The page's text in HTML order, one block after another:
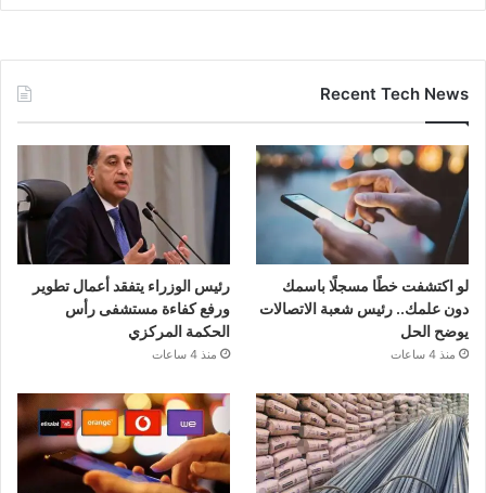
Recent Tech News
لو اكتشفت خطًا مسجلًا باسمك
دون علمك.. رئيس شعبة الاتصالات
يوضح الحل
منذ 4 ساعات
رئيس الوزراء يتفقد أعمال تطوير
ورفع كفاءة مستشفى رأس
الحكمة المركزي
منذ 4 ساعات